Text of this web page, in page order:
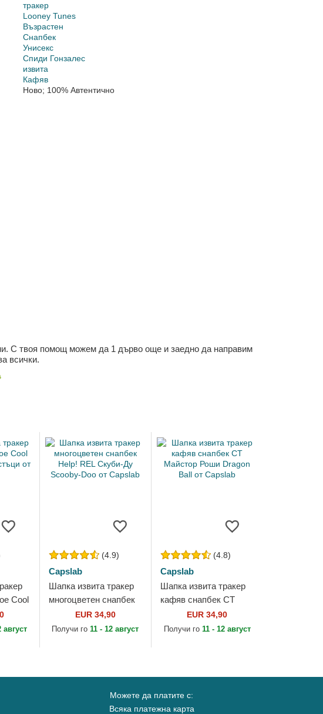
тракер
Looney Tunes
Възрастен
Снапбек
Унисекс
Спиди Гонзалес
извита
Кафяв
Ново; 100% Автентично
С твоя помощ можем да 1 дърво още и заедно да направим
всички.
Cool
август
(4.9)
Capslab
Шапка извита тракер
многоцветен снапбек
Help! REL Скуби-Ду
Scooby-Doo от Capslab
EUR 34,90
Получи го11 - 12 август
(4.8)
Capslab
Шапка извита тракер
кафяв снапбек CT
Майстор Роши Dragon
Ball от Capslab
EUR 34,90
Получи го 11 - 12 август
Можете да платите с:
Всяка платежна карта